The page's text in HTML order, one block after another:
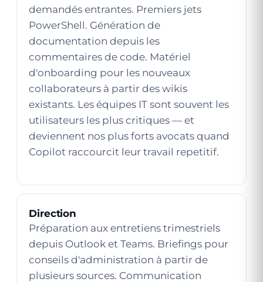
demandés entrantes. Premiers jets
PowerShell. Génération de
documentation depuis les
commentaires de code. Matériel
d'onboarding pour les nouveaux
collaborateurs à partir des wikis
existants. Les équipes IT sont souvent les
utilisateurs les plus critiques — et
deviennent nos plus forts avocats quand
Copilot raccourcit leur travail repetitif.
Direction
Préparation aux entretiens trimestriels
depuis Outlook et Teams. Briefings pour
conseils d'administration à partir de
plusieurs sources. Communication